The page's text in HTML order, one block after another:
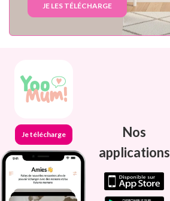
JE LES TÉLÉCHARGE
Je télécharge
Nos
applications